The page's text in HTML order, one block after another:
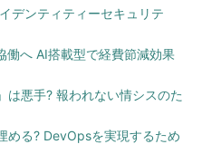
デンティティーセキュリテ
働へ AI搭載型で経費節減効果
は悪手? 報われない情シスのた
める? DevOpsを実現するため